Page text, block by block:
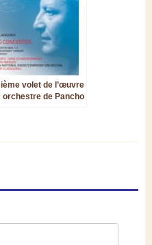
volet de l’œuvre
orchestre de Pancho